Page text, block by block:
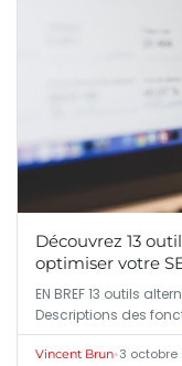
Découvrez 13
optimiser votre
EN BREF 13 outils
Descriptions des
Vincent Brun•3 octobre